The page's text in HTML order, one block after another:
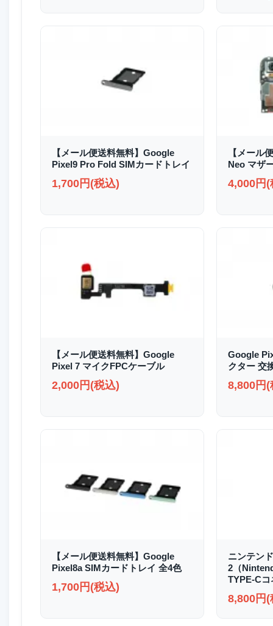
【メール便送料無料】Google
Pixel9 Pro Fold SIMカードトレイ
1,700円(税込)
【メール
Neo マザ
4,000円(
【メール便送料無料】Google
Pixel 7 マイクFPCケーブル
2,000円(税込)
Google
クター 交
8,800円(
【メール便送料無料】Google
Pixel8a SIMカードトレイ 全4色
1,700円(税込)
ニンテン
2（
TYPE-C
8,800円(